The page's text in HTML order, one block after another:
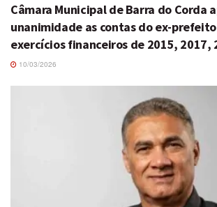
Câmara Municipal de Barra do Corda
unanimidade as contas do ex-
exercícios financeiros de 2015, 2017,
10/03/2026